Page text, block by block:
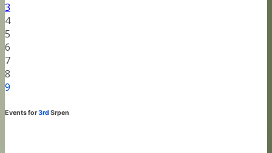
3
4
5
6
7
8
9
Events for3rd Srpen